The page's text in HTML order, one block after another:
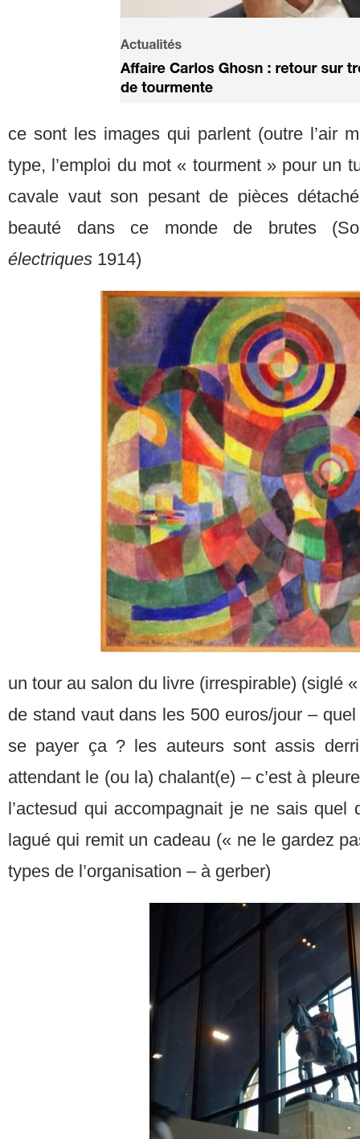
ce sont les images qui parlent (outre l’air
type, l’emploi du mot « tourment » pour un
cavale vaut son pesant de pièces
beauté dans ce monde de brutes
électriques 1914)
un tour au salon du livre (irrespirable) (siglé
de stand vaut dans les 500 euros/jour –
se payer ça ? les auteurs sont assis
attendant le (ou la) chalant(e) – c’est à
l’actesud qui accompagnait je ne sais quel
lagué qui remit un cadeau (« ne le gardez
types de l’organisation – à gerber)